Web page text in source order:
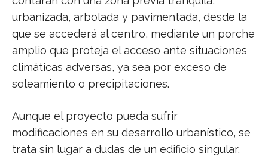
urbanizada, arbolada y pavimentada, desde la
que se accederá al centro, mediante un porche
amplio que proteja el acceso ante situaciones
climáticas adversas, ya sea por exceso de
soleamiento o precipitaciones.
Aunque el proyecto pueda sufrir
modificaciones en su desarrollo urbanístico, se
trata sin lugar a dudas de un edificio singular,